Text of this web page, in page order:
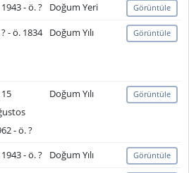
- ö. ? Doğum Yeri Görüntüle
- ö. 1834 Doğum Yılı Görüntüle
- ö. ?
Doğum Yılı Görüntüle
- ö. ? Doğum Yılı Görüntüle